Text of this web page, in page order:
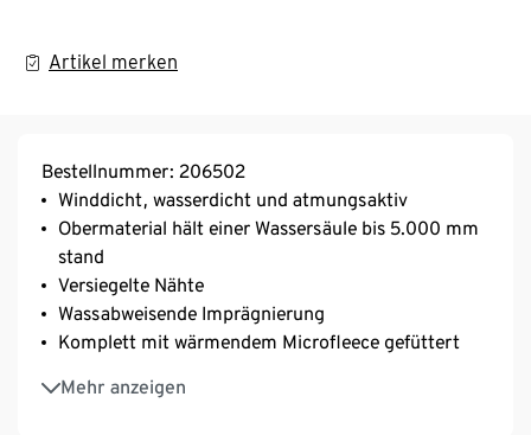
Artikel merken
Bestellnummer: 206502
Winddicht, wasserdicht und atmungsaktiv
Obermaterial hält einer Wassersäule bis 5.000 mm
stand
Versiegelte Nähte
Wassabweisende Imprägnierung
Komplett mit wärmendem Microfleece gefüttert
Mehr anzeigen
Dekorative Reflektor-Elemente
Abknöpfbare Kapuze